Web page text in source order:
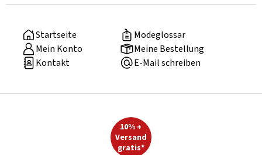
Startseite
Modeglossar
Mein Konto
Meine Bestellung
Kontakt
E-Mail schreiben
10% +
Versand
gratis*